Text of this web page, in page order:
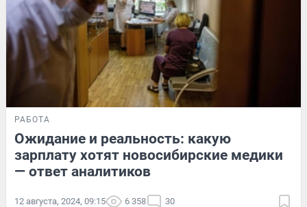
РАБОТА
Ожидание и реальность: какую
зарплату хотят новосибирские медики
— ответ аналитиков
12 августа, 2024, 09:15 6 358 30